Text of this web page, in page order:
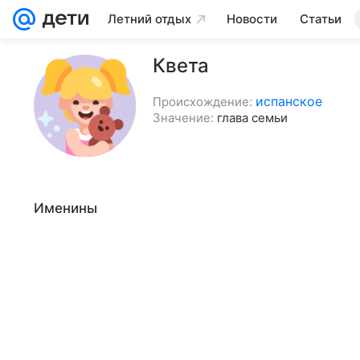
Летний отдых Новости Статьи
Квета
Происхождение: испанское
Значение: глава семьи
Именины